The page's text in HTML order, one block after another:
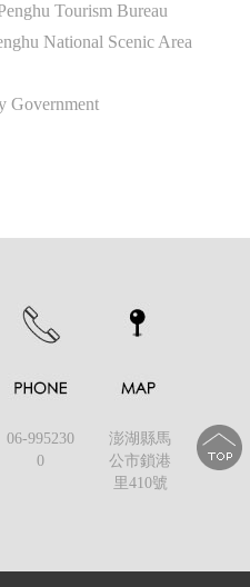
Tourism Bureau
National Scenic Area
Government
06-995230
0
澎湖縣馬
公市鎖港
里410號